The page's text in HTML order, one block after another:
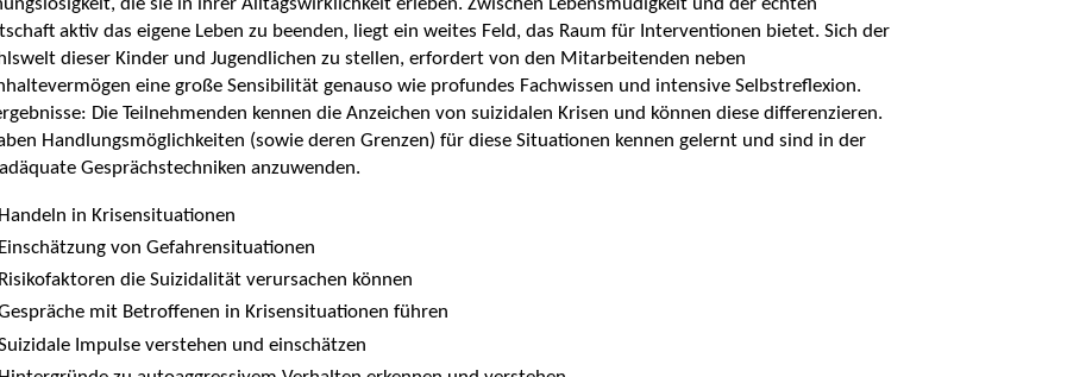
aktiv das eigene Leben zu beenden, liegt ein weites Feld, das Raum für Interventionen bietet. Sich der
dieser Kinder und Jugendlichen zu stellen, erfordert von den Mitarbeitenden neben
eine große Sensibilität genauso wie profundes Fachwissen und intensive Selbstreflexion.
Die Teilnehmenden kennen die Anzeichen von suizidalen Krisen und können diese differenzieren.
Handlungsmöglichkeiten (sowie deren Grenzen) für diese Situationen kennen gelernt und sind in der
adäquate Gesprächstechniken anzuwenden.
Handeln in Krisensituationen
Einschätzung von Gefahrensituationen
Risikofaktoren die Suizidalität verursachen können
mit Betroffenen in Krisensituationen führen
Impulse verstehen und einschätzen